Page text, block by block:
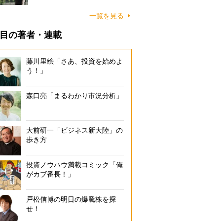
一覧を見る
の著者・連載
藤川里絵「さあ、投資を始めよ
う！」
森口亮「まるわかり市況分析」
大前研一「ビジネス新大陸」の
歩き方
投資ノウハウ満載コミック「俺
がカブ番長！」
戸松信博の明日の爆騰株を探
せ！